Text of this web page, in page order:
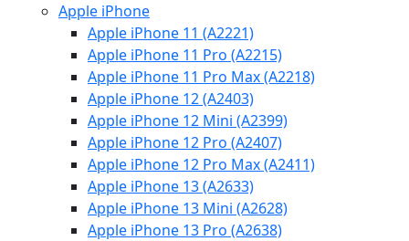
Apple iPhone
Apple iPhone 11 (A2221)
Apple iPhone 11 Pro (A2215)
Apple iPhone 11 Pro Max (A2218)
Apple iPhone 12 (A2403)
Apple iPhone 12 Mini (A2399)
Apple iPhone 12 Pro (A2407)
Apple iPhone 12 Pro Max (A2411)
Apple iPhone 13 (A2633)
Apple iPhone 13 Mini (A2628)
Apple iPhone 13 Pro (A2638)